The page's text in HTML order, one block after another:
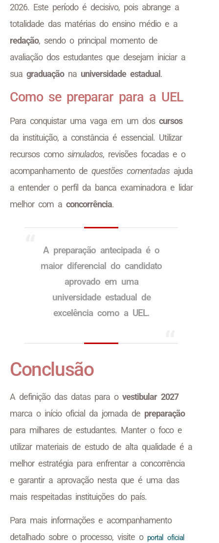
2026. Este período é decisivo, pois abrange a
totalidade das matérias do ensino médio e a
redação, sendo o principal momento de
avaliação dos estudantes que desejam iniciar a
sua graduaçãona universidade estadual .
Como se preparar para a UEL
Para conquistar uma vaga em um dos cursos
da instituição, a constância é essencial. Utilizar
recursos como simulados, revisões focadas e o
acompanhamento de questões comentadasajuda
a entender o perfil da banca examinadora e lidar
melhor com a concorrência.
A preparação antecipada é o
maior diferencial do candidato
aprovado em uma
universidade estadual de
excelência como a UEL.
Conclusão
A definição das datas para o vestibular 2027
marca o início oficial da jornada de preparação
para milhares de estudantes. Manter o foco e
utilizar materiais de estudo de alta qualidade é a
melhor estratégia para enfrentar a concorrência
e garantir a aprovação nesta que é uma das
mais respeitadas instituições do país.
Para mais informações e acompanhamento
detalhado sobre o processo, visite o portal oficial